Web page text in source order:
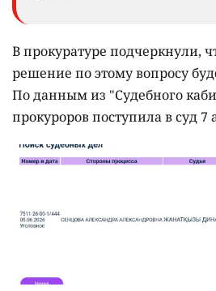
В прокуратуре подчеркнули,
решение по этому вопросу
По данным из "Судебного
прокуроров поступила в суд 7